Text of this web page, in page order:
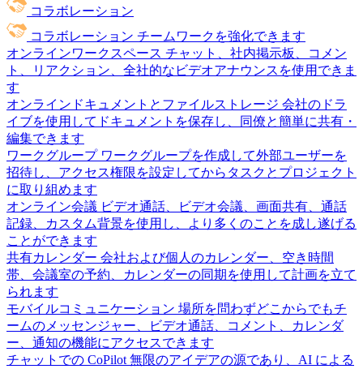
コラボレーション
コラボレーション チームワークを強化できます
オンラインワークスペース チャット、社内掲示板、コメン
ト、リアクション、全社的なビデオアナウンスを使用できま
す
オンラインドキュメントとファイルストレージ 会社のドラ
イブを使用してドキュメントを保存し、同僚と簡単に共有・
編集できます
ワークグループ ワークグループを作成して外部ユーザーを
招待し、アクセス権限を設定してからタスクとプロジェクト
に取り組めます
オンライン会議 ビデオ通話、ビデオ会議、画面共有、通話
記録、カスタム背景を使用し、より多くのことを成し遂げる
ことができます
共有カレンダー 会社および個人のカレンダー、空き時間
帯、会議室の予約、カレンダーの同期を使用して計画を立て
られます
モバイルコミュニケーション 場所を問わずどこからでもチ
ームのメッセンジャー、ビデオ通話、コメント、カレンダ
ー、通知の機能にアクセスできます
チャットでの CoPilot 無限のアイデアの源であり、AI による